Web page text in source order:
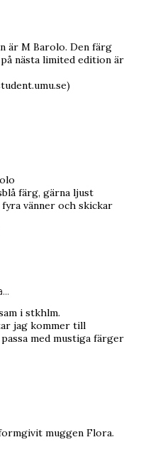
är M Barolo. Den färg
nästa limited edition är
färg, gärna ljust
vänner och skickar
i stkhlm.
jag kommer till
med mustiga färger
muggen Flora.